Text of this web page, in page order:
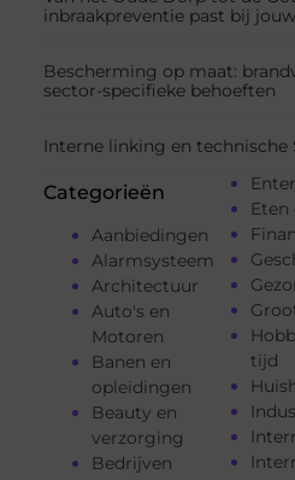
inbraakpreventie past bij
Bescherming op maat:
sector-specifieke behoeften
Interne linking en technische
Categorieën
Aanbiedingen
Alarmsysteem
Architectuur
Auto's en
Motoren
Banen en
opleidingen
Beauty en
verzorging
Bedrijven
Eten
tijd